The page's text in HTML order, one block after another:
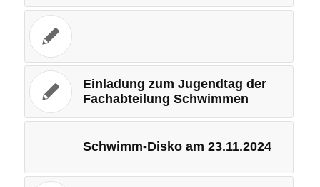
Einladung zum Jugendtag der
Fachabteilung Schwimmen
Schwimm-Disko am 23.11.2024